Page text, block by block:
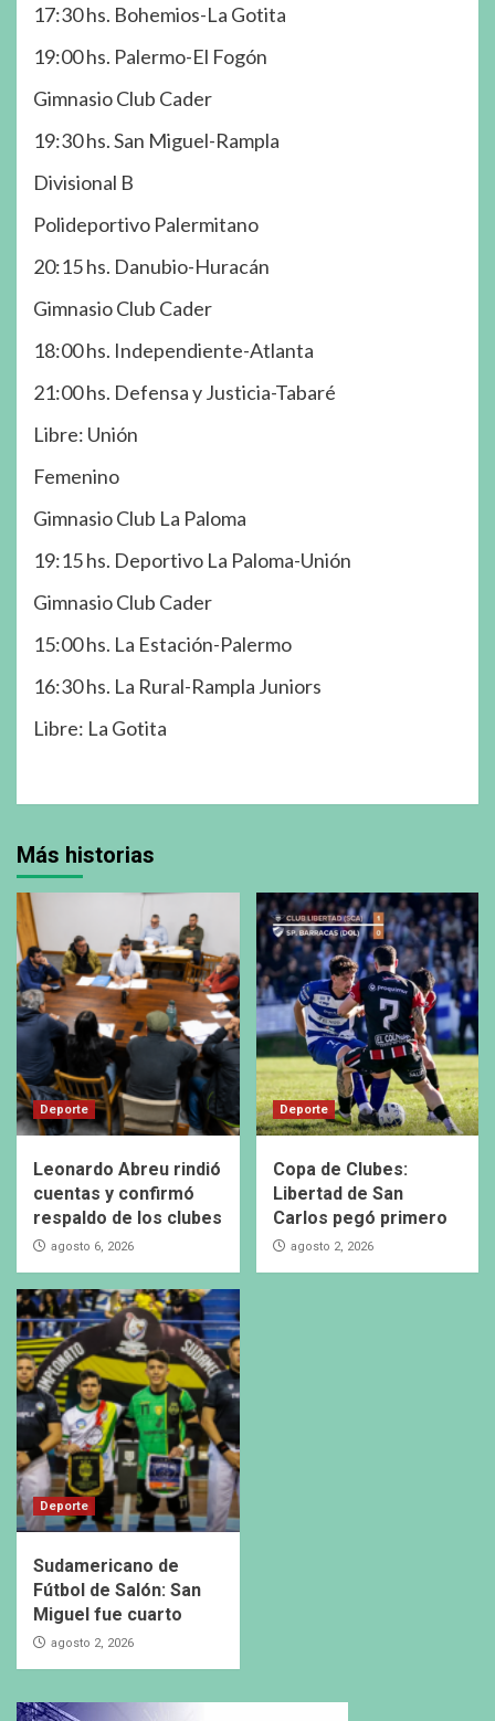
17:30 hs. Bohemios-La Gotita
19:00 hs. Palermo-El Fogón
Gimnasio Club Cader
19:30 hs. San Miguel-Rampla
Divisional B
Polideportivo Palermitano
20:15 hs. Danubio-Huracán
Gimnasio Club Cader
18:00 hs. Independiente-Atlanta
21:00 hs. Defensa y Justicia-Tabaré
Libre: Unión
Femenino
Gimnasio Club La Paloma
19:15 hs. Deportivo La Paloma-Unión
Gimnasio Club Cader
15:00 hs. La Estación-Palermo
16:30 hs. La Rural-Rampla Juniors
Libre: La Gotita
Más historias
Deporte
Leonardo Abreu rindió
cuentas y confirmó
respaldo de los clubes
agosto 6, 2026
Deporte
Copa de Clubes:
Libertad de San
Carlos pegó primero
agosto 2, 2026
Deporte
Sudamericano de
Fútbol de Salón: San
Miguel fue cuarto
agosto 2, 2026